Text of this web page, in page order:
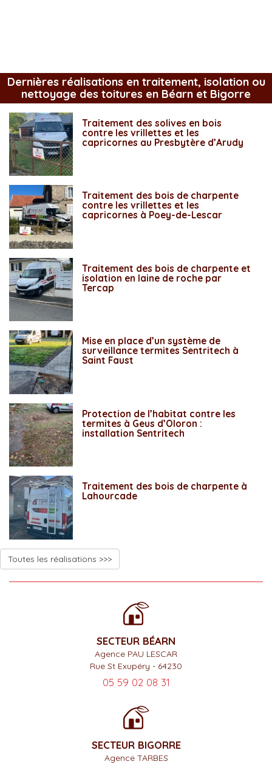
Dernières réalisations en traitement, isolation ou
nettoyage des toitures en Béarn et Bigorre
Traitement des solives en bois
contre les vrillettes et les
capricornes au Presbytère d’Arudy
Traitement des bois de charpente
contre les vrillettes et les
capricornes à Poey-de-Lescar
Traitement des bois de charpente et
isolation en laine de roche par
Tercap
Mise en place d’un système de
surveillance termites Sentritech à
Saint Faust
Protection de l’habitat contre les
termites à Geus d’Oloron :
installation Sentritech
Traitement des bois de charpente à
Lahourcade
Toutes les réalisations >>>
SECTEUR BÉARN
Agence PAU LESCAR
Rue St Exupéry - 64230
05 59 02 08 31
SECTEUR BIGORRE
Agence TARBES